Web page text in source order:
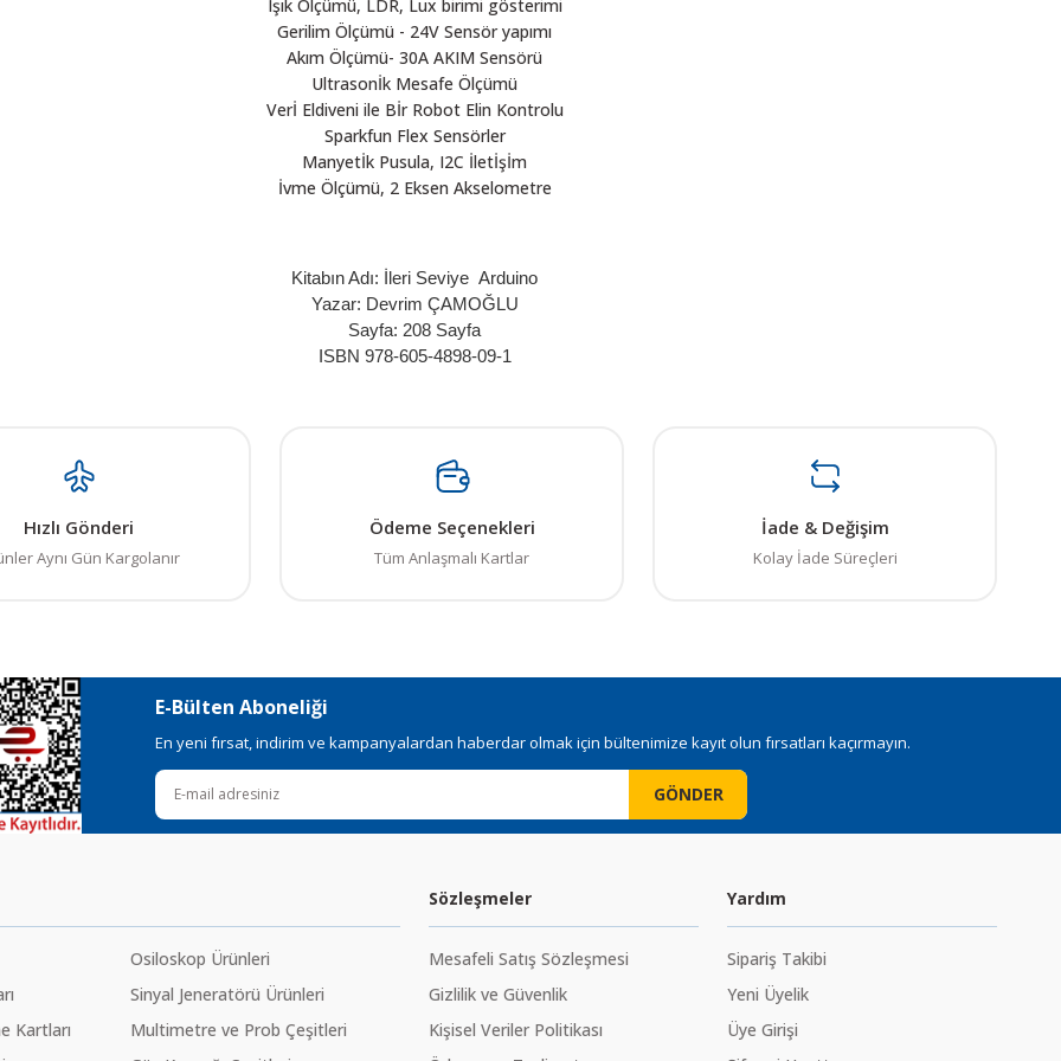
Işık Ölçümü, LDR, Lux birimi gösterimi
Gerilim Ölçümü - 24V Sensör yapımı
Akım Ölçümü- 30A AKIM Sensörü
Ultrasonİk Mesafe Ölçümü
Verİ Eldiveni ile Bİr Robot Elin Kontrolu
Sparkfun Flex Sensörler
Manyetİk Pusula, I2C İletİşİm
İvme Ölçümü, 2 Eksen Akselometre
Kitabın Adı: İleri Seviye Arduino
Yazar: Devrim ÇAMOĞLU
Sayfa: 208 Sayfa
ISBN 978-605-4898-09-1
Yorum Yaz
bilgiler bulunuyor.
Hızlı Gönderi
Aynı Gün Kargolanır
Ödeme Seçenekleri
Tüm Anlaşmalı Kartlar
İade & Değişim
Kolay İade Süreçleri
E-Bülten Aboneliği
En yeni fırsat, indirim ve kampanyalardan haberdar olmak için bültenimize kayıt olun fırsatları kaçırmayın.
GÖNDER
Kartları
Osiloskop Ürünleri
Sinyal Jeneratörü Ürünleri
Multimetre ve Prob Çeşitleri
Sözleşmeler
Mesafeli Satış Sözleşmesi
Gizlilik ve Güvenlik
Kişisel Veriler Politikası
Yardım
Sipariş Takibi
Yeni Üyelik
Üye Girişi